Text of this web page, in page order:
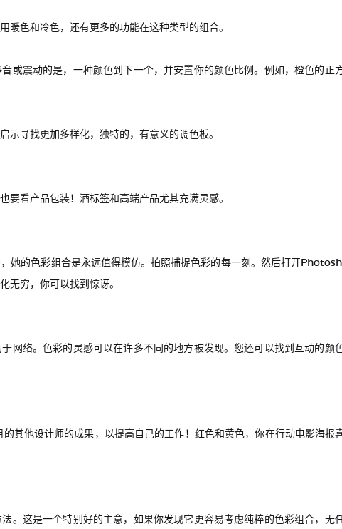
暖色和冷色，还有更多的功能在这种类型的组合。
或震动的是，一种颜色到下一个，并安置你的颜色比例。例如，橙色的正
示寻找更加多样化，独特的，有意义的调色板。
要看产品包装！酒标签和高端产品尤其充满灵感。
她的色彩组合是永远值得模仿。拍照捕捉色彩的每一刻。然后打开
无穷，你可以找到惊讶。
网络。色彩的灵感可以在许多不同的地方被发现。您还可以找到互动的颜
其他设计师的成果，以提高自己的工作！红色和黄色，你在行动电影海报
。这是一个特别好的主意，如果你发现它更容易考虑纯粹的色彩组合，无